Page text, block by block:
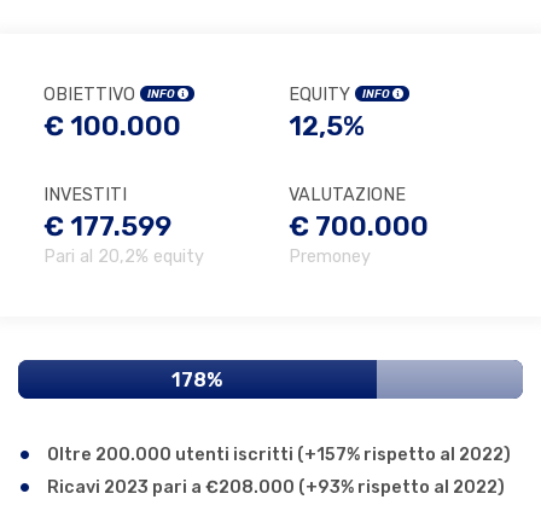
OBIETTIVO INFO
€ 100.000
EQUITY INFO
12,5%
INVESTITI
€ 177.599
Pari al 20,2% equity
VALUTAZIONE
€ 700.000
Premoney
178%
Oltre 200.000 utenti iscritti (+157% rispetto al 2022)
Ricavi 2023 pari a €208.000 (+93% rispetto al 2022)